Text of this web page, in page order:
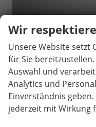
Wir
Unsere Website setzt
für Sie
Auswahl und
Analytics und
Einverständnis
jederzeit mit Wirkung